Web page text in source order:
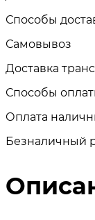
Способы
Самовывоз
Доставка
Способы
Оплата
Безналичный